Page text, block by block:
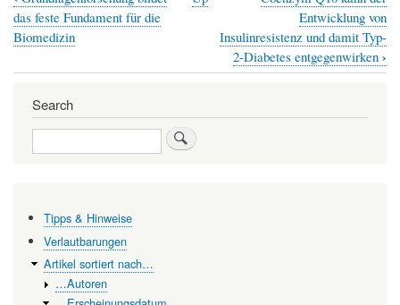
Book
traversal
Genussmittel
der
Tabak
das feste Fundament für die
Biomedizin
Entwicklung von
Insulinresistenz und damit Typ-
2-Diabetes entgegenwirken ›
Search
Search
Tipps & Hinweise
Verlautbarungen
Artikel sortiert nach…
…Autoren